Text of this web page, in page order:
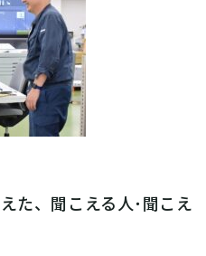
た、聞こえる人･聞こえ